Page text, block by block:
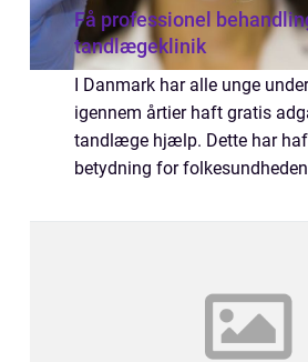
Få professionel
tandlægeklinik
I Danmark har alle unge
igennem årtier haft gratis
tandlæge hjælp. Dette har
betydning for
på grund af den obligatoriske